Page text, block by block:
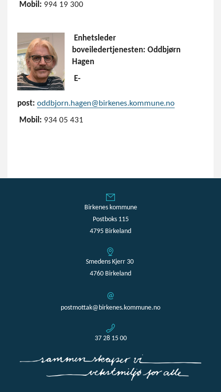
Mobil: 994 19 300
Enhetsleder
boveiledertjenesten: Oddbjørn
Hagen
E-
post: oddbjorn.hagen@birkenes.kommune.no
Mobil: 934 05 431
Birkenes kommune
Postboks 115
4795 Birkeland
Smedens Kjerr 30
4760 Birkeland
postmottak@birkenes.kommune.no
37 28 15 00